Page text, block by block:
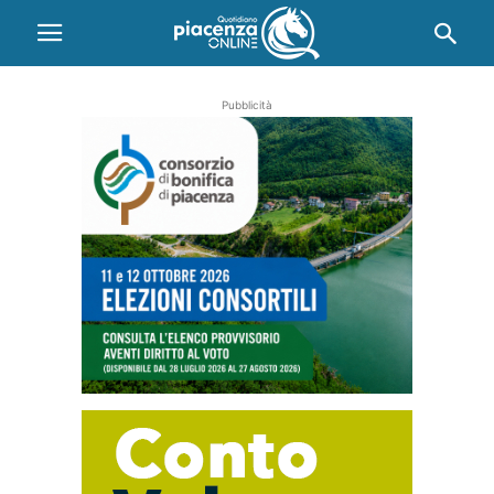
Pubblicità